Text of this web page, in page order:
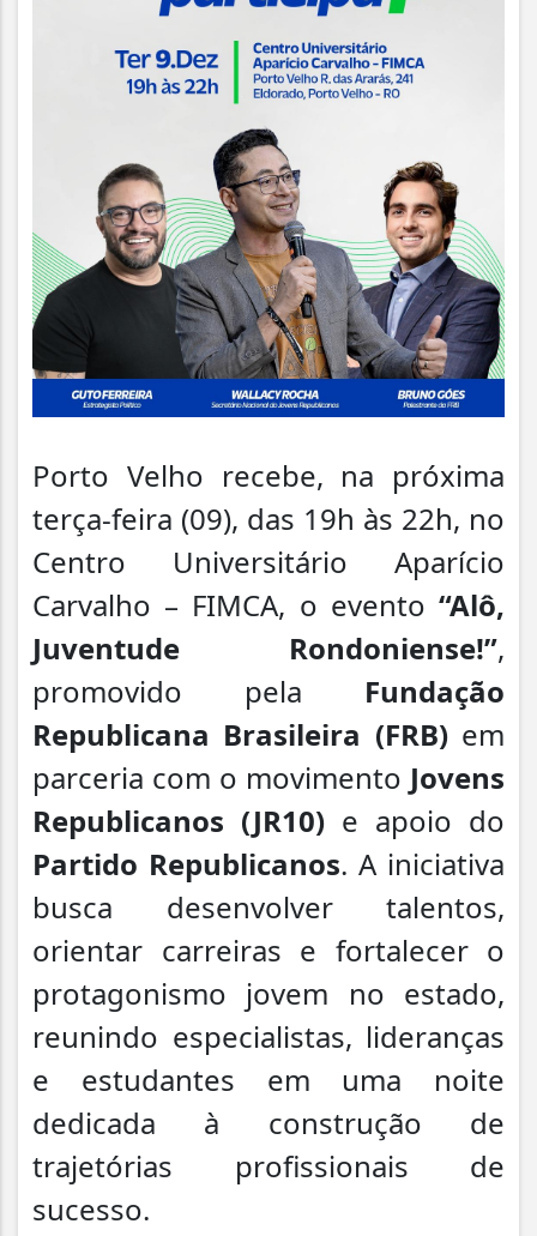
Porto Velho recebe, na próxima
terça-feira (09), das 19h às 22h, no
Centro Universitário Aparício
Carvalho – FIMCA, o evento “Alô,
Juventude Rondoniense!”,
promovido pela Fundação
Republicana Brasileira (FRB)em
parceria com o movimento Jovens
Republicanos (JR10) e apoio do
Partido Republicanos. A iniciativa
busca desenvolver talentos,
orientar carreiras e fortalecer o
protagonismo jovem no estado,
reunindo especialistas, lideranças
e estudantes em uma noite
dedicada à construção de
trajetórias profissionais de
sucesso.